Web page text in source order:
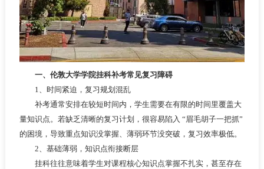
一、伦敦大学学院挂科补考常见复习障碍
1、时间紧迫，复习规划混乱
补考通常安排在较短时间内，学生需要在有限的时间里覆盖大
量知识点。若缺乏清晰的复习计划，很容易陷入 “眉毛胡子一把抓”
的困境，导致重点知识没掌握、薄弱环节没突破，复习效率极低。
2、基础薄弱，知识点衔接断层
挂科往往意味着学生对课程核心知识点掌握不扎实，甚至存在